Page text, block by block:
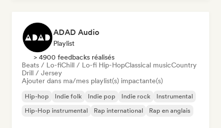
ADAD Audio
Playlist
> 4900 feedbacks réalisés
Beats / Lo-fiChill / Lo-fi Hip-HopClassical musicCountry
Drill / Jersey
Ajouter dans ma/mes playlist(s) impactante(s)
Hip-hop Indie folk Indie pop Indie rock
Instrumental
Hip-Hop instrumental
Rap international Rap en anglais